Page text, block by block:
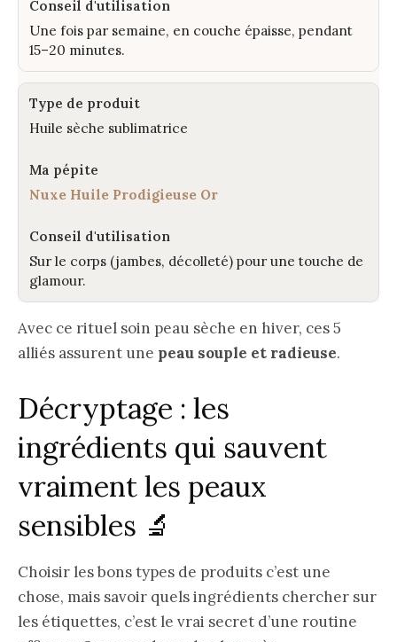
Une fois par semaine, en couche épaisse, pendant
15–20 minutes.
Huile sèche sublimatrice
Nuxe Huile Prodigieuse Or
Sur le corps (jambes, décolleté) pour une touche de
glamour.
Avec ce rituel soin peau sèche en hiver, ces 5
alliés assurent une peau souple et radieuse.
Décryptage : les
ingrédients qui sauvent
vraiment les peaux
sensibles 🔬
Choisir les bons types de produits c’est une
chose, mais savoir quels ingrédients chercher sur
les étiquettes, c’est le vrai secret d’une routine